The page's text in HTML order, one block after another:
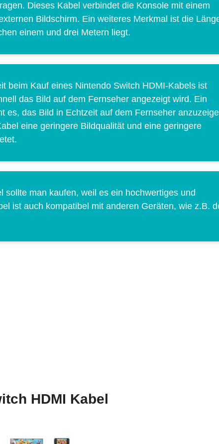
Dieses Kabel verbindet die Konsole mit einem
Bildschirm. Ein weiteres Merkmal ist die
einem und drei Metern liegt.
beim Kauf eines Nintendo Switch HDMI-Kabels ist
das Bild auf dem Fernseher angezeigt wird. Ein
es, das Bild in Echtzeit auf dem Fernseher
eine geringere Bildqualität und eine geringere
sollte man kaufen, weil es ein hochwertiges und
ist auch kompatibel mit anderen Geräten, wie z.B.
HDMI Kabel